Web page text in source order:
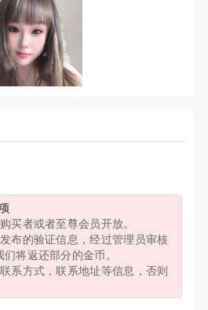
买者或者至尊会员开放。
布的验证信息，经过管理员审核
将返还部分的金币。
系方式，联系地址等信息，否则